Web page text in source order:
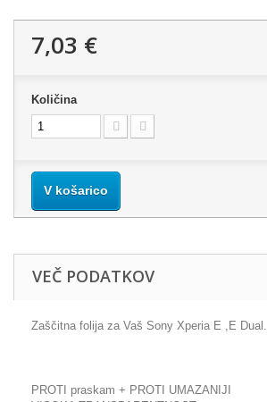
7,03 €
Količina
V košarico
VEČ PODATKOV
Zaščitna folija za Vaš Sony Xperia E ,E Dual.
PROTI praskam + PROTI UMAZANIJI